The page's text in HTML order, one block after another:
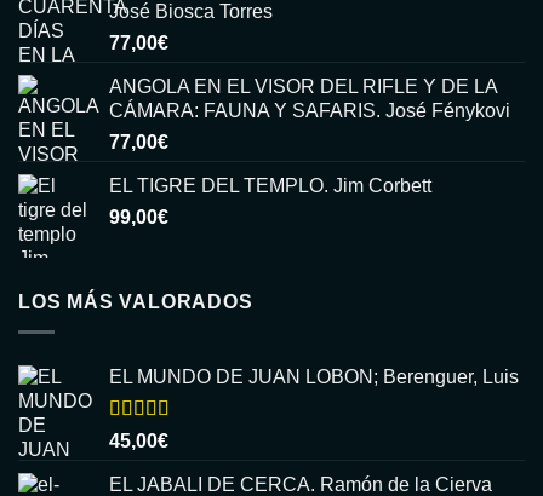
José Biosca Torres
77,00€
ANGOLA EN EL VISOR DEL RIFLE Y DE LA
CÁMARA: FAUNA Y SAFARIS. José Fénykovi
77,00€
EL TIGRE DEL TEMPLO. Jim Corbett
99,00€
LOS MÁS VALORADOS
EL MUNDO DE JUAN LOBON; Berenguer, Luis
Valorado
con
5
45,00€
EL JABALI DE CERCA. Ramón de la Cierva